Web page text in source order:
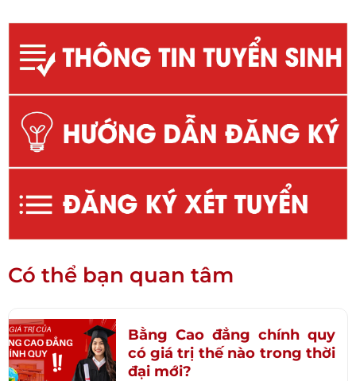
Có thể bạn quan tâm
Bằng Cao đẳng chính quy
có giá trị thế nào trong thời
đại mới?